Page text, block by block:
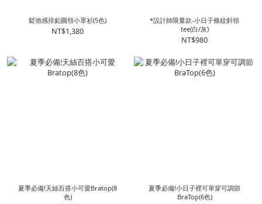
鬆弛感排釦圓領小罩衫(5色)
NT$1,380
*設計師限量款-小日子條紋斜領
tee(白/灰)
NT$980
夏季必備!天絲百搭小可愛Bratop(8
色)
夏季必備!小日子裡可單穿可調節
BraTop(6色)